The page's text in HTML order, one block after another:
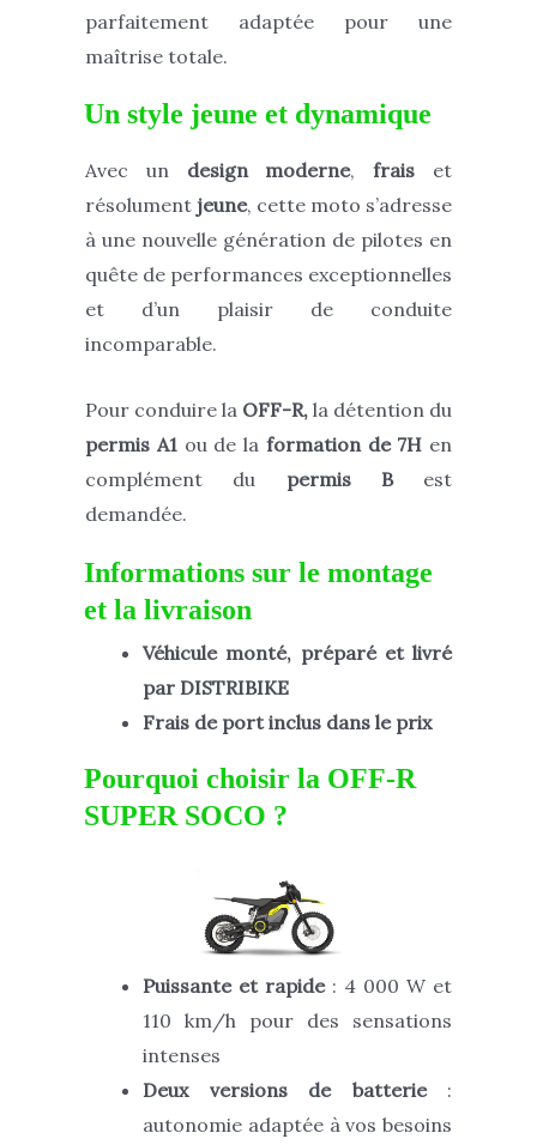
parfaitement adaptée pour une
maîtrise totale.
Un style jeune et dynamique
Avec un design moderne,frais et
résolument jeune, cette moto s’adresse
à une nouvelle génération de pilotes en
quête de performances exceptionnelles
et d’un plaisir de conduite
incomparable.
Pour conduire la OFF-R, la détention du
permis A1ou de la formation de 7H en
complément du permis Best
demandée.
Informations sur le montage
et la livraison
Véhicule monté, préparé et livré
par DISTRIBIKE
Frais de port inclus dans le prix
Pourquoi choisir la OFF-R
SUPER SOCO ?
Puissante et rapide: 4 000 W et
110 km/h pour des sensations
intenses
Deux versions de batterie:
autonomie adaptée à vos besoins